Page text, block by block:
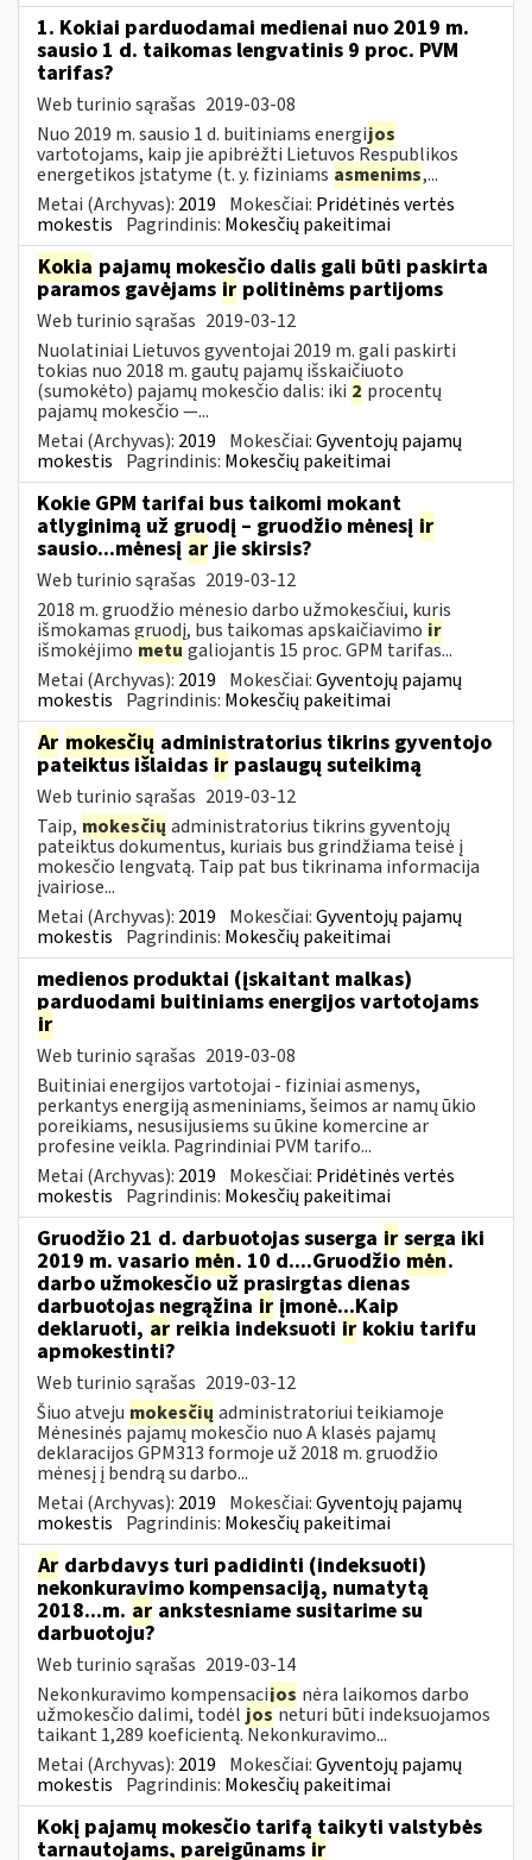
1. Kokiai parduodamai medienai nuo 2019 m.
sausio 1 d. taikomas lengvatinis 9 proc. PVM
tarifas?
Web turinio sąrašas 2019-03-08
Nuo 2019 m. sausio 1 d. buitiniams energijos
vartotojams, kaip jie apibrėžti Lietuvos Respublikos
energetikos įstatyme (t. y. fiziniams asmenims,...
Metai (Archyvas): 2019 Mokesčiai: Pridėtinės vertės
mokestis Pagrindinis: Mokesčių pakeitimai
Kokia pajamų mokesčio dalis gali būti paskirta
paramos gavėjams ir politinėms partijoms
Web turinio sąrašas 2019-03-12
Nuolatiniai Lietuvos gyventojai 2019 m. gali paskirti
tokias nuo 2018 m. gautų pajamų išskaičiuoto
(sumokėto) pajamų mokesčio dalis: iki 2 procentų
pajamų mokesčio —...
Metai (Archyvas): 2019 Mokesčiai:Gyventojų pajamų
mokestis Pagrindinis: Mokesčių pakeitimai
Kokie GPM tarifai bus taikomi mokant
atlyginimą už gruodį – gruodžio mėnesį ir
sausio...mėnesį arjie skirsis?
Web turinio sąrašas 2019-03-12
2018 m. gruodžio mėnesio darbo užmokesčiui, kuris
išmokamas gruodį, bus taikomas apskaičiavimo ir
išmokėjimo metu galiojantis 15 proc. GPM tarifas...
Metai (Archyvas): 2019 Mokesčiai:Gyventojų pajamų
mokestis Pagrindinis: Mokesčių pakeitimai
Ar mokesčių administratorius tikrins gyventojo
pateiktus išlaidas ir paslaugų suteikimą
Web turinio sąrašas 2019-03-12
Taip, mokesčių administratorius tikrins gyventojų
pateiktus dokumentus, kuriais bus grindžiama teisė į
mokesčio lengvatą. Taip pat bus tikrinama informacija
įvairiose...
Metai (Archyvas): 2019 Mokesčiai:Gyventojų pajamų
mokestis Pagrindinis: Mokesčių pakeitimai
medienos produktai (įskaitant malkas)
parduodami buitiniams energijos vartotojams
ir
Web turinio sąrašas 2019-03-08
Buitiniai energijos vartotojai - fiziniai asmenys,
perkantys energiją asmeniniams, šeimos ar namų ūkio
poreikiams, nesusijusiems su ūkine komercine ar
profesine veikla. Pagrindiniai PVM tarifo...
Metai (Archyvas): 2019 Mokesčiai: Pridėtinės vertės
mokestis Pagrindinis: Mokesčių pakeitimai
Gruodžio 21 d. darbuotojas suserga ir serga iki
2019 m. vasario mėn. 10 d....Gruodžio mėn.
darbo užmokesčio už prasirgtas dienas
darbuotojas negrąžina ir įmonė...Kaip
deklaruoti, ar reikia indeksuoti ir kokiu tarifu
apmokestinti?
Web turinio sąrašas 2019-03-12
Šiuo atveju mokesčių administratoriui teikiamoje
Mėnesinės pajamų mokesčio nuo A klasės pajamų
deklaracijos GPM313 formoje už 2018 m. gruodžio
mėnesį į bendrą su darbo...
Metai (Archyvas): 2019 Mokesčiai:Gyventojų pajamų
mokestis Pagrindinis: Mokesčių pakeitimai
Ar darbdavys turi padidinti (indeksuoti)
nekonkuravimo kompensaciją, numatytą
2018...m. ar ankstesniame susitarime su
darbuotoju?
Web turinio sąrašas 2019-03-14
Nekonkuravimo kompensacijos nėra laikomos darbo
užmokesčio dalimi, todėl josneturi būti indeksuojamos
taikant 1,289 koeficientą. Nekonkuravimo...
Metai (Archyvas): 2019 Mokesčiai:Gyventojų pajamų
mokestis Pagrindinis: Mokesčių pakeitimai
Kokį pajamų mokesčio tarifą taikyti valstybės
tarnautojams, pareigūnams ir